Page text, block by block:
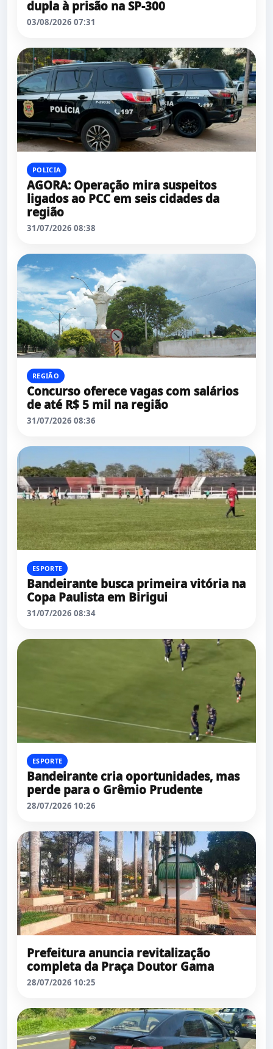
dupla à prisão na SP-300
03/08/2026 07:31
POLICIA
AGORA: Operação mira suspeitos
ligados ao PCC em seis cidades da
região
31/07/2026 08:38
REGIÃO
Concurso oferece vagas com salários
de até R$ 5 mil na região
31/07/2026 08:36
ESPORTE
Bandeirante busca primeira vitória na
Copa Paulista em Birigui
31/07/2026 08:34
ESPORTE
Bandeirante cria oportunidades, mas
perde para o Grêmio Prudente
28/07/2026 10:26
Prefeitura anuncia revitalização
completa da Praça Doutor Gama
28/07/2026 10:25